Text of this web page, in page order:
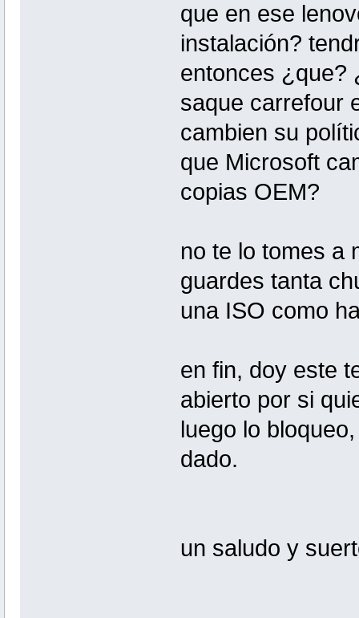
que en ese
instalación?
entonces ¿que?
saque carrefour
cambien su
que Microsoft
copias OEM?
no te lo tomes a
guardes tanta
una ISO como
en fin, doy este
abierto por si
luego lo
dado.
un saludo y